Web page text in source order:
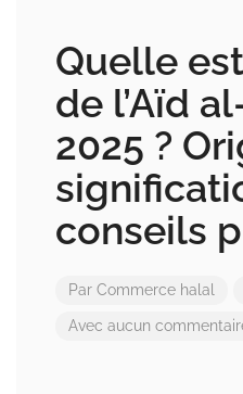
Quelle
de l’Aïd
2025 ?
conseils
Par Commerce halal
Avec aucun